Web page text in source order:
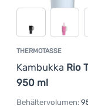
THERMOTASSE
Kambukka Rio
950 ml
Behältervolumen: